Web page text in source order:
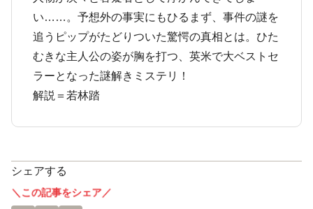
い……。予想外の事実にもひるまず、事件の謎を
追うピップがたどりついた驚愕の真相とは。ひた
むきな主人公の姿が胸を打つ、英米で大ベストセ
ラーとなった謎解きミステリ！
解説＝若林踏
シェアする
＼この記事をシェア／